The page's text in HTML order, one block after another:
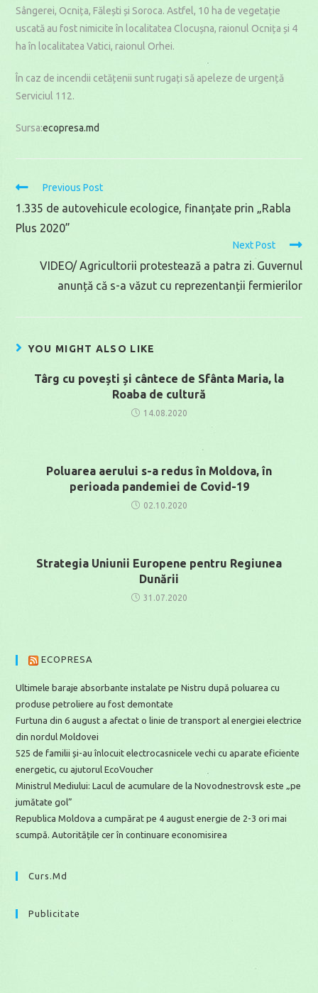
Sângerei, Ocnița, Fălești și Soroca. Astfel, 10 ha de vegetație
uscată au fost nimicite în localitatea Clocușna, raionul Ocnița și 4
ha în localitatea Vatici, raionul Orhei.
În caz de incendii cetățenii sunt rugați să apeleze de urgență
Serviciul 112.
Sursa:ecopresa.md
Read
more
articles
Previous Post
1.335 de autovehicule ecologice, finanțate prin „Rabla
Plus 2020”
Next Post
VIDEO/ Agricultorii protestează a patra zi. Guvernul
anunță că s-a văzut cu reprezentanții fermierilor
YOU MIGHT ALSO LIKE
Târg cu povești și cântece de Sfânta Maria, la
Roaba de cultură
14.08.2020
Poluarea aerului s-a redus în Moldova, în
perioada pandemiei de Covid-19
02.10.2020
Strategia Uniunii Europene pentru Regiunea
Dunării
31.07.2020
ECOPRESA
Ultimele baraje absorbante instalate pe Nistru după poluarea cu
produse petroliere au fost demontate
Furtuna din 6 august a afectat o linie de transport al energiei electrice
din nordul Moldovei
525 de familii și-au înlocuit electrocasnicele vechi cu aparate eficiente
energetic, cu ajutorul EcoVoucher
Ministrul Mediului: Lacul de acumulare de la Novodnestrovsk este „pe
jumătate gol”
Republica Moldova a cumpărat pe 4 august energie de 2-3 ori mai
scumpă. Autoritățile cer în continuare economisirea
Curs.md
Publicitate